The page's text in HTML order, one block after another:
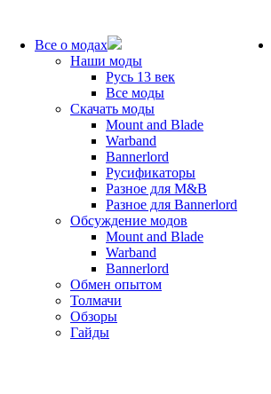
Все о модах
Наши моды
Русь 13 век
Все моды
Скачать моды
Mount and Blade
Warband
Bannerlord
Русификаторы
Разное для M&B
Разное для Bannerlord
Обсуждение модов
Mount and Blade
Warband
Bannerlord
Обмен опытом
Толмачи
Обзоры
Гайды